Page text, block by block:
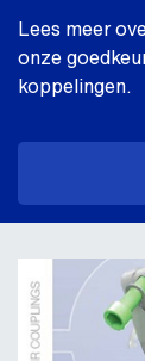
Lees meer
onze
koppelingen.